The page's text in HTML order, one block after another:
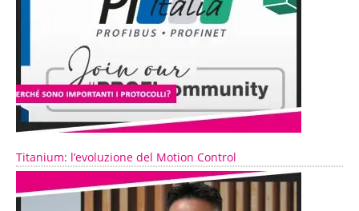
Titanium: l’evoluzione del Motion Control